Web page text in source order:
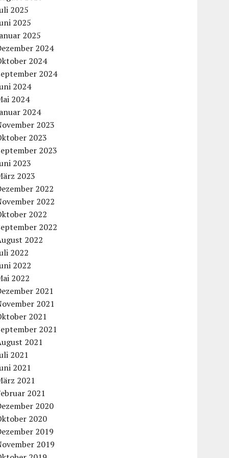
2025
2025
2025
2024
2024
2024
2024
2024
2024
2023
2023
2023
2023
2023
2022
2022
2022
2022
2022
2022
2022
2022
2021
2021
2021
2021
2021
2021
2021
2021
2021
2020
2020
2019
2019